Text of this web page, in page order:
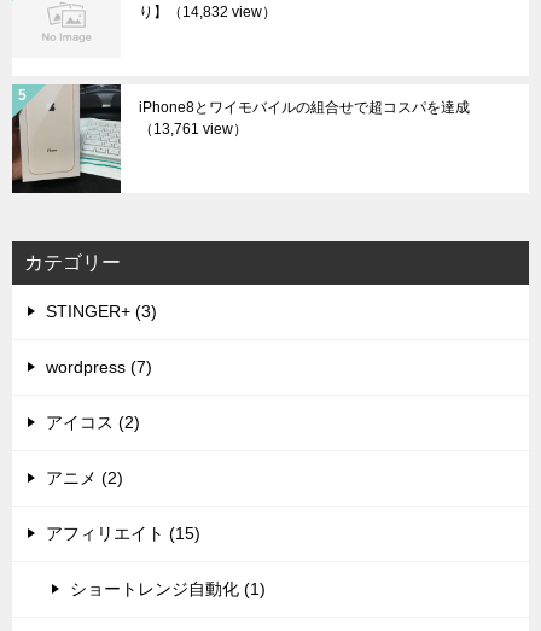
り】
（14,832 view）
iPhone8とワイモバイルの組合せで超コスパを達成
（13,761 view）
カテゴリー
STINGER+ (3)
wordpress (7)
アイコス (2)
アニメ (2)
アフィリエイト (15)
ショートレンジ自動化 (1)